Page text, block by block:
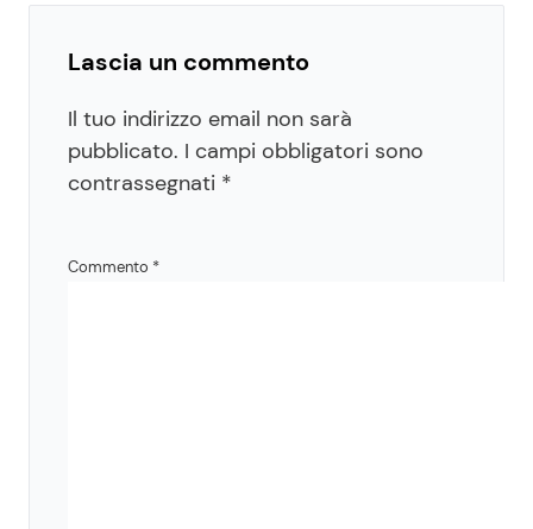
Lascia un commento
Il tuo indirizzo email non sarà
pubblicato. I campi obbligatori sono
contrassegnati *
Commento *